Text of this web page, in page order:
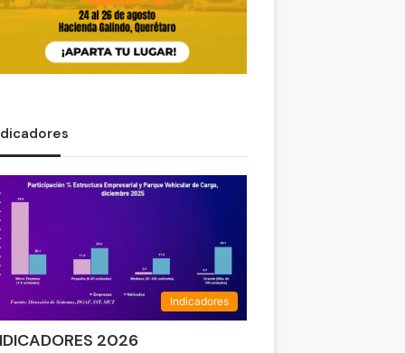
Indicadores
2026